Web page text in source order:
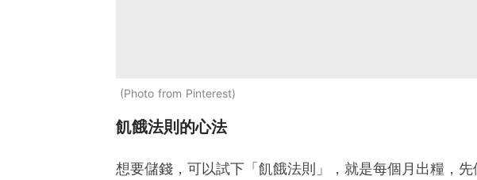
Photo from Pinterest
飢餓法則的心法
想要儲錢，可以試下「飢餓法則」，就是每個月出糧，